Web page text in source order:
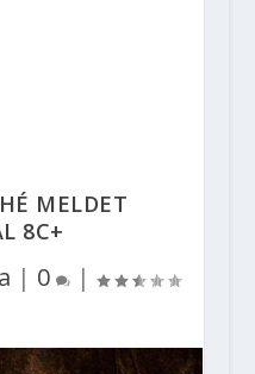
MELDET
8C+
| 0 |